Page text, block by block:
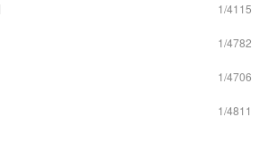
1/4115
1/4782
1/4706
1/4811